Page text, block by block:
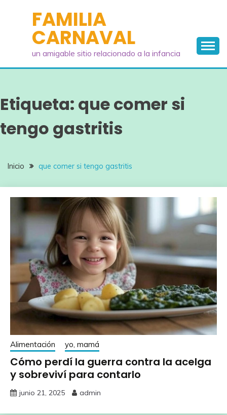
contenidoFAMILIA
CARNAVAL
un amigable sitio relacionado a la infancia
Etiqueta: que comer si
tengo gastritis
Inicio que comer si tengo gastritis
Alimentación yo, mamá
Cómo perdí la guerra contra la acelga
y sobreviví para contarlo
junio 21, 2025 admin